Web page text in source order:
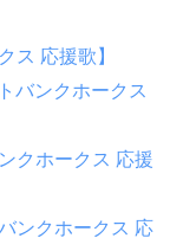
ス 応援歌】
バンクホークス
クホークス 応援
ンクホークス 応